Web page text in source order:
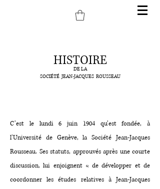
HISTOIRE
DE LA
SOCIÉTÉ JEAN-JACQUES ROUSSEAU
C’est le lundi 6 juin 1904 qu’est fondée, à
l’Université de Genève, la Société Jean-Jacques
Rousseau. Ses statuts, approuvés après une courte
discussion, lui enjoignent « de développer et de
coordonner les études relatives à Jean-Jacques